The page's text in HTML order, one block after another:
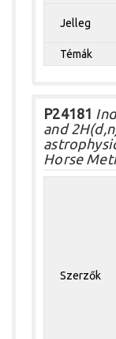
Jelleg
Témák
P24181
and
Horse
Szerzők